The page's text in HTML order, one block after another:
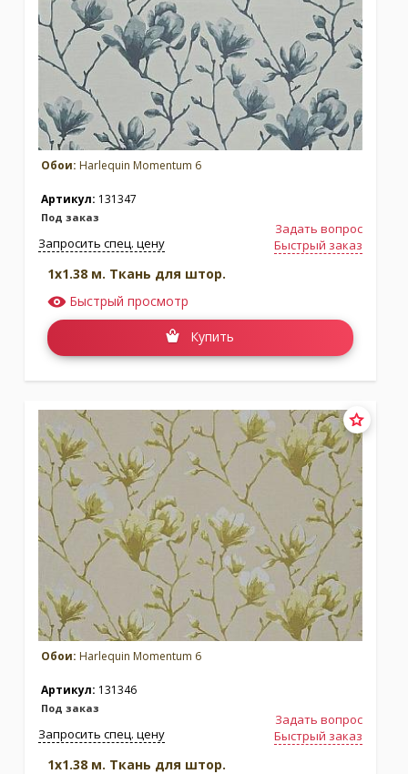
Обои: Harlequin Momentum 6
Артикул: 131347
Под заказ
Задать вопрос
Быстрый заказ
Запросить спец. цену
1x1.38 м. Ткань для штор.
Быстрый просмотр
Купить
Обои: Harlequin Momentum 6
Артикул: 131346
Под заказ
Задать вопрос
Быстрый заказ
Запросить спец. цену
1x1.38 м. Ткань для штор.